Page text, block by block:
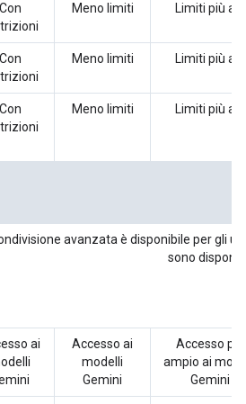
Con
Meno limiti Limiti più alti
Con
Meno limiti Limiti più alti
Con
Meno limiti Limiti più alti
avanzata è disponibile per gli
sono
ai
Accesso ai
modelli
Gemini
Accesso più
ampio ai
Gemini